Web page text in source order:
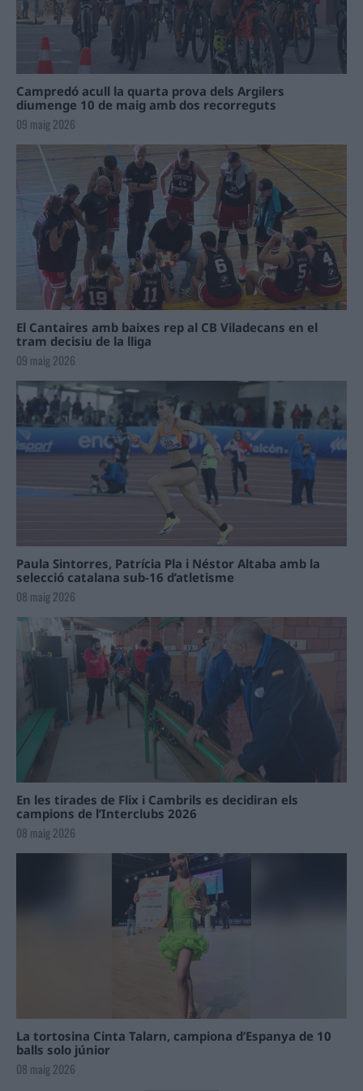
Campredó acull la quarta prova dels Argilers
diumenge 10 de maig amb dos recorreguts
09 maig 2026
El Cantaires amb baixes rep al CB Viladecans en el
tram decisiu de la lliga
09 maig 2026
Paula Sintorres, Patrícia Pla i Néstor Altaba amb la
selecció catalana sub-16 d’atletisme
08 maig 2026
En les tirades de Flix i Cambrils es decidiran els
campions de l’Interclubs 2026
08 maig 2026
La tortosina Cinta Talarn, campiona d’Espanya de 10
balls solo júnior
08 maig 2026